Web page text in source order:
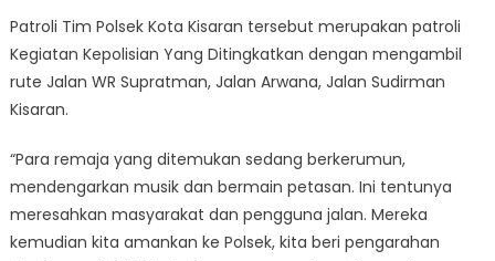
Patroli Tim Polsek Kota Kisaran tersebut merupakan patroli
Kegiatan Kepolisian Yang Ditingkatkan dengan mengambil
rute Jalan WR Supratman, Jalan Arwana, Jalan Sudirman
Kisaran.
“Para remaja yang ditemukan sedang berkerumun,
mendengarkan musik dan bermain petasan. Ini tentunya
meresahkan masyarakat dan pengguna jalan. Mereka
kemudian kita amankan ke Polsek, kita beri pengarahan